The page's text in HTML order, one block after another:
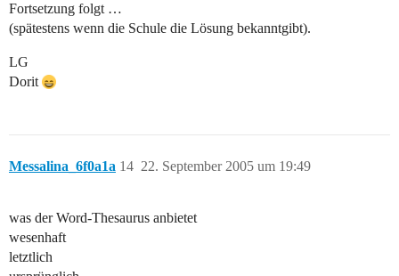
Fortsetzung folgt …
(spätestens wenn die Schule die Lösung bekanntgibt).
LG
Dorit
Messalina_6f0a1a 22. September 2005 um 19:49
14
was der Word-Thesaurus anbietet
wesenhaft
letztlich